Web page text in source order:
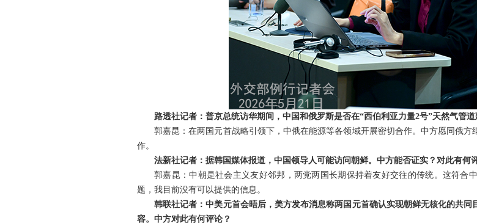
路透社记者：普京总统访华期间，中国和俄罗斯是否在“西伯利亚力量2号”天然气管
郭嘉昆：在两国元首战略引领下，中俄在能源等各领域开展密切合作。中方愿同俄
作。
法新社记者：据韩国媒体报道，中国领导人可能访问朝鲜。中方能否证实？对此有何
郭嘉昆：中朝是社会主义友好邻邦，两党两国长期保持着友好交往的传统。这符合
题，我目前没有可以提供的信息。
韩联社记者：中美元首会晤后，美方发布消息称两国元首确认实现朝鲜无核化的共
容。中方对此有何评论？